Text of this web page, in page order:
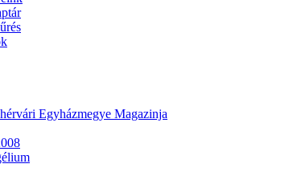
Egyházmegye Magazinja